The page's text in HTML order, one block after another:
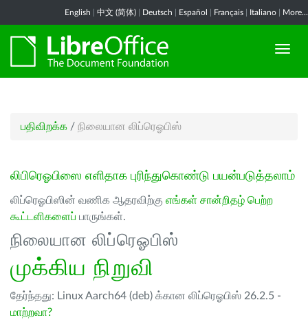
English 中文 (简体) Deutsch Español Français Italiano More...
பதிவிறக்க / நிலையான லிப்ரெஓபிஸ்
லிபிரெஓபிஸை எளிதாக புரிந்துகொண்டு பயன்படுத்தலாம்
லிப்ரெஓபிஸின் வணிக ஆதரவிற்கு எங்கள் சான்றிதழ் பெற்ற
கூட்டளிகளைப் பாருங்கள்.
நிலையான லிப்ரெஓபிஸ்
முக்கிய நிறுவி
தேர்ந்தது: Linux Aarch64 (deb) க்கான லிப்ரெஓபிஸ் 26.2.5 -
மாற்றவா?